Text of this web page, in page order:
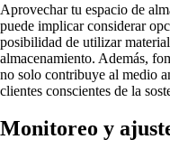
Aprovechar tu espacio de
puede implicar considerar
posibilidad de utilizar
almacenamiento. Además,
no solo contribuye al medio
clientes conscientes de la
Monitoreo y